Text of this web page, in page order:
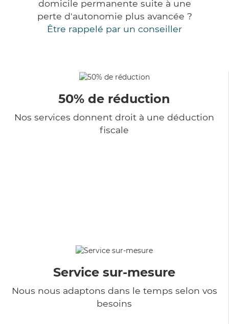
domicile permanente suite à une
perte d'autonomie plus avancée ?
Être rappelé par un conseiller
50% de réduction
Nos services donnent droit à une déduction
fiscale
Service sur-mesure
Nous nous adaptons dans le temps selon vos
besoins